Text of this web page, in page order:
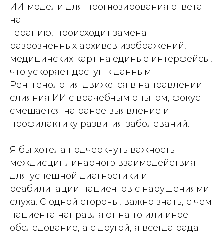
ИИ-модели для прогнозирования ответа
на
терапию, происходит замена
разрозненных архивов изображений,
медицинских карт на единые интерфейсы,
что ускоряет доступ к данным.
Рентгенология движется в направлении
слияния ИИ с врачебным опытом, фокус
смещается на ранее выявление и
профилактику развития заболеваний.
Я бы хотела подчеркнуть важность
междисциплинарного взаимодействия
для успешной диагностики и
реабилитации пациентов с нарушениями
слуха. С одной стороны, важно знать, с чем
пациента направляют на то или иное
обследование, а с другой, я всегда рада